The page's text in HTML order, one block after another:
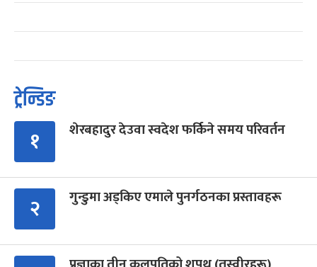
ट्रेन्डिङ
१ शेरबहादुर देउवा स्वदेश फर्किने समय परिवर्तन
२ गुन्डुमा अड्किए एमाले पुनर्गठनका प्रस्तावहरू